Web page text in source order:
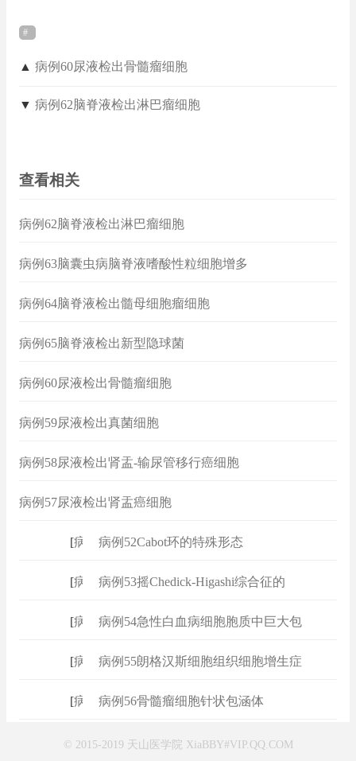
▲ 病例60尿液检出骨髓瘤细胞
▼ 病例62脑脊液检出淋巴瘤细胞
查看相关
病例62脑脊液检出淋巴瘤细胞
病例63脑囊虫病脑脊液嗜酸性粒细胞增多
病例64脑脊液检出髓母细胞瘤细胞
病例65脑脊液检出新型隐球菌
病例60尿液检出骨髓瘤细胞
病例59尿液检出真菌细胞
病例58尿液检出肾盂-输尿管移行癌细胞
病例57尿液检出肾盂癌细胞
病例 病例52Cabot环的特殊形态
病例 病例53摇Chedick-Higashi综合征的
病例 病例54急性白血病细胞胞质中巨大包
病例 病例55朗格汉斯细胞组织细胞增生症
病例 病例56骨髓瘤细胞针状包涵体
© 2015-2019 天山医学院 XiaBBY#VIP.QQ.COM